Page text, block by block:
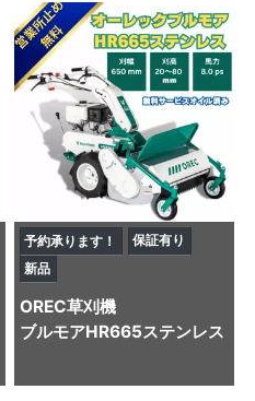
予約承ります！
保証有り
新品
OREC草刈機
ブルモアHR665ステンレス